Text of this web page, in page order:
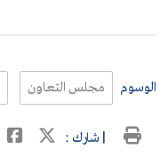
الوسوم مجلس التعاون
| شارك :